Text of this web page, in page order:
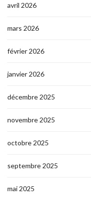
avril 2026
mars 2026
février 2026
janvier 2026
décembre 2025
novembre 2025
octobre 2025
septembre 2025
mai 2025